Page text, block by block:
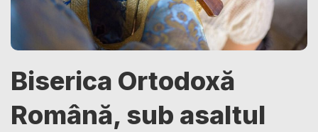
Biserica Ortodoxă
Română, sub asaltul